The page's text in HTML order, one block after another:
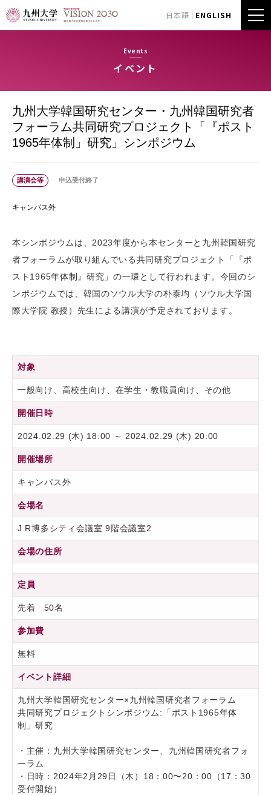
日本語 ENGLISH
Events
イベント
九州大学韓国研究センター・九州韓国研究者
フォーラム共同研究プロジェクト「『ポスト
1965年体制」研究」シンポジウム
講演会等 申込受付終了
キャンパス外
本シンポジウムは、2023年度から本センターと九州韓国研究
者フォーラムが取り組んでいる共同研究プロジェクト「『ポ
スト1965年体制』研究」の一環として行われます。今回のシ
ンポジウムでは、韓国のソウル大学の朴泰均（ソウル大学国
際大学院 教授）先生による講演が予定されております。
対象
一般向け、高校生向け、在学生・教職員向け、その他
開催日時
2024.02.29 (木) 18:00 ～ 2024.02.29 (木) 20:00
開催場所
キャンパス外
会場名
J R博多シティ会議室 9階会議室2
会場の住所
定員
先着 50名
参加費
無料
イベント詳細
九州大学韓国研究センター×九州韓国研究者フォーラム
共同研究プロジェクトシンポジウム:「ポスト1965年体
制」研究
・主催：九州大学韓国研究センター、九州韓国研究者フォ
ーラム
・日時：2024年2月29日（木）18：00〜20：00（17：30
受付開始）